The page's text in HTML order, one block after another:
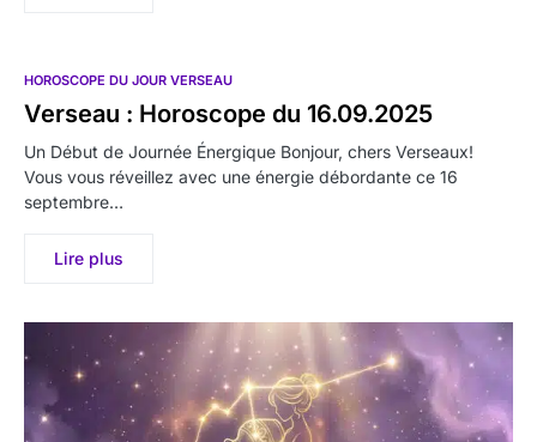
HOROSCOPE DU JOUR VERSEAU
Verseau : Horoscope du 16.09.2025
Un Début de Journée Énergique Bonjour, chers Verseaux!
Vous vous réveillez avec une énergie débordante ce 16
septembre…
Lire plus